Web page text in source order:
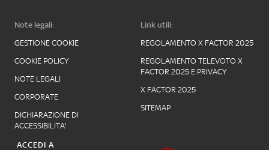
Note legali:
GESTIONE COOKIE
COOKIE POLICY
NOTE LEGALI
CORPORATE
DICHIARAZIONE DI
ACCESSIBILITA'
Link utili:
REGOLAMENTO X FACTOR 2025
REGOLAMENTO TELEVOTO X
FACTOR 2025 E PRIVACY
X FACTOR 2025
SITEMAP
ACCEDI A